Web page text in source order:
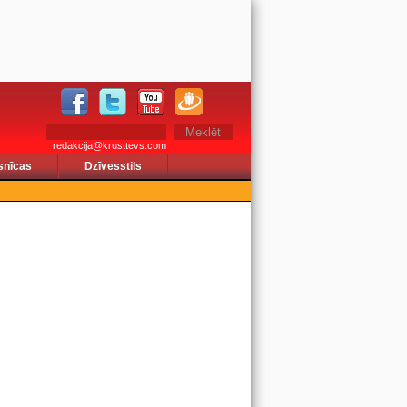
redakcija@krusttevs.com
Dzīvesstils